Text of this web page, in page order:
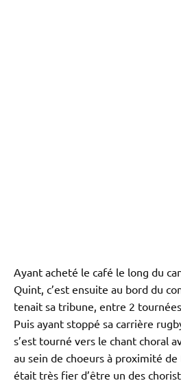
Ayant acheté le café le long du
Quint, c’est ensuite au bord du
tenait sa tribune, entre 2
Puis ayant stoppé sa carrière
s’est tourné vers le chant choral
au sein de choeurs à proximité
était très fier d’être un des